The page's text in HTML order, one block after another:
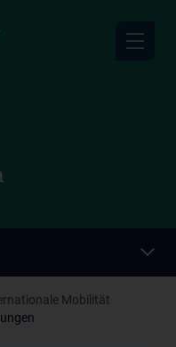
Mobilität